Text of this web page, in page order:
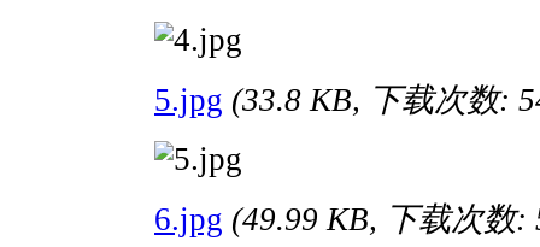
5.jpg (33.8 KB, 下载次数:
6.jpg (49.99 KB, 下载次数: